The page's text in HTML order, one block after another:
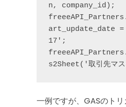
n, company_id);
art_update_date
17';
s2Sheet('取引先マ
一例ですが、GASのト